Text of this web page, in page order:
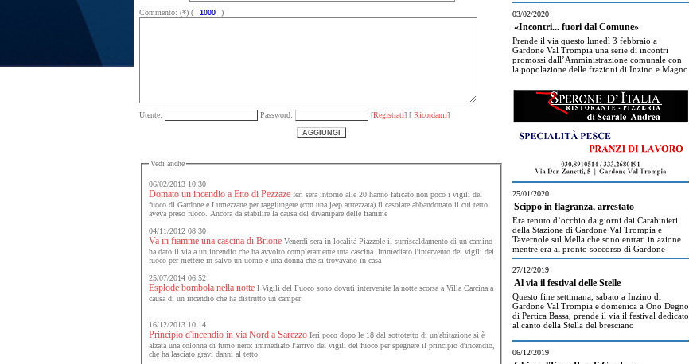
Commento: (*) (
)
Utente: Password: [Registrati] [ Ricordami]
Vedi anche
06/02/2013 10:30
Domato un incendio a Etto di PezzazeIeri sera intorno alle 20 hanno faticato non poco i vigili del
fuoco di Gardone e Lumezzane per raggiungere (con una jeep attrezzata) il casolare abbandonato il cui tetto
aveva preso fuoco. Ancora da stabilire la causa del divampare delle fiamme
04/11/2012 08:30
Va in fiamme una cascina di BrioneVenerdì sera in località Piazzole il surriscaldamento di un camino
ha dato il via a un incendio che ha avvolto completamente una cascina. Immediato l'intervento dei vigili del
fuoco per mettere in salvo un uomo e una donna che si trovavano in casa
25/07/2014 06:52
Esplode bombola nella notteI Vigili del Fuoco sono dovuti intervenite la notte scorsa a Villa Carcina a
causa di un incendio che ha distrutto un camper
16/12/2013 10:14
Principio d'incendio in via Nord a SarezzoIeri poco dopo le 18 dal sottotetto di un'abitazione si è
alzata una colonna di fumo nero: immediato l'arrivo dei vigili del fuoco per spegnere il principio d'incendio,
che ha lasciato gravi danni al tetto
03/02/2020
«Incontri... fuori dal Comune»
Prende il via questo lunedì 3 febbraio a
Gardone Val Trompia una serie di incontri
promossi dall’Amministrazione comunale con
la popolazione delle frazioni di Inzino e Magno
25/01/2020
Scippo in flagranza, arrestato
Era tenuto d’occhio da giorni dai Carabinieri
della Stazione di Gardone Val Trompia e
Tavernole sul Mella che sono entrati in azione
mentre era al pronto soccorso di Gardone
27/12/2019
Al via il festival delle Stelle
Questo fine settimana, sabato a Inzino di
Gardone Val Trompia e domenica a Ono Degno
di Pertica Bassa, prende il via il festival dedicato
al canto della Stella del bresciano
06/12/2019